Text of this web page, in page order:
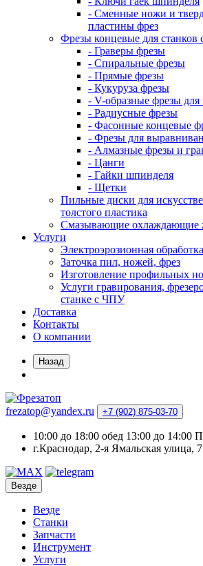
- Сменные ножи и
пластины фрез
Фрезы концевые для станков
- Граверы фрезы
- Спиральные фрезы
- Прямые фрезы
- Кукуруза фрезы
- V-образные фрезы для
- Радиусные фрезы
- Фасонные концевые
- Фрезы для
- Алмазные фрезы и
- Цанги
- Гайки шпинделя
- Щетки
Пильные диски для
толстого пластика
Смазывающие
Услуги
Электроэрозионная
Заточка пил, ножей, фрез
Изготовление профильных
Услуги гравирования,
станке с ЧПУ
Доставка
Контакты
О компании
Назад
frezatop@yandex.ru +7 (902) 875-03-70
10:00 до 18:00 обед 13:00 до 14:00
г.Краснодар, 2-я Ямальская улица,
Везде
Везде
Станки
Запчасти
Инструмент
Услуги